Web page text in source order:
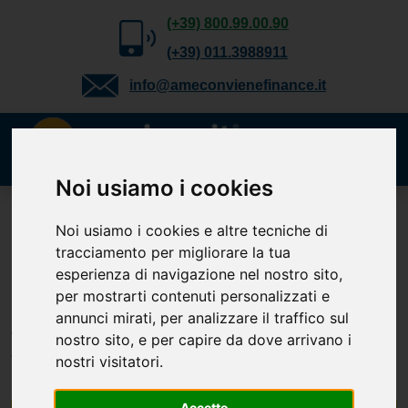
Noi usiamo i cookies
Noi usiamo i cookies e altre tecniche di
tracciamento per migliorare la tua
esperienza di navigazione nel nostro sito,
per mostrarti contenuti personalizzati e
annunci mirati, per analizzare il traffico sul
nostro sito, e per capire da dove arrivano i
nostri visitatori.
(+39) 800.99.00.90
(+39) 011.3988911
info@ameconvienefinance.it
Richiedi gratuitamente
il tuo preventivo
Cessione del Quinto, Delega, Prestito
Personale, TFS e Mutuo. Verifica la
tua
fattibilità.